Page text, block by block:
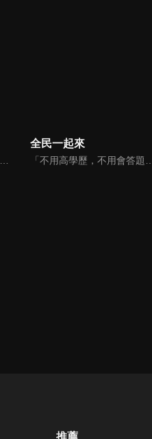
原名《好神卡卡》，後改名為《超級好神》，是一檔益智類綜藝節目，由「A咖天王」徐乃麟搭配黃鐙輝主持。「好神智慧王」、「好神記憶王」、「誰是爆點王」、「好神送好禮」四個單元，讓來賓一較高下。比反應，比記憶，比機智，比膽識，幸運女神的眷顧與遠離永遠都是個未知數！
全民一起來
「不用高學歷，不用會答題，全民一起來，獎金拿不完！」《全民一起來》是一檔結合手機遊戲的大型現場直播益智節目，「記憶、觀察
推薦